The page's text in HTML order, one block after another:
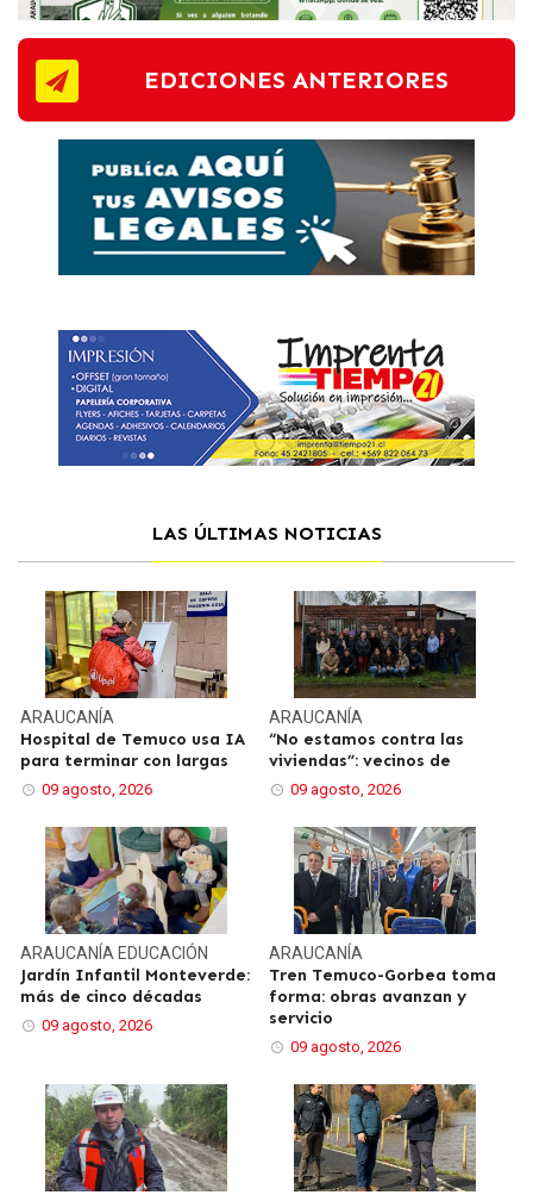
EDICIONES ANTERIORES
LAS ÚLTIMAS NOTICIAS
ARAUCANÍA
Hospital de Temuco usa IA
para terminar con largas
09 agosto, 2026
ARAUCANÍA
“No estamos contra las
viviendas”: vecinos de
09 agosto, 2026
ARAUCANÍA EDUCACIÓN
Jardín Infantil Monteverde:
más de cinco décadas
09 agosto, 2026
ARAUCANÍA
Tren Temuco-Gorbea toma
forma: obras avanzan y
servicio
09 agosto, 2026